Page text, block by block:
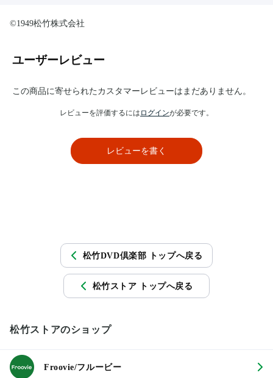
©1949松竹株式会社
ユーザーレビュー
この商品に寄せられたカスタマーレビューはまだありません。
レビューを評価するには ログインが必要です。
レビューを書く
松竹DVD倶楽部 トップへ戻る
松竹ストア トップへ戻る
松竹ストアのショップ
Froovie/フルービー